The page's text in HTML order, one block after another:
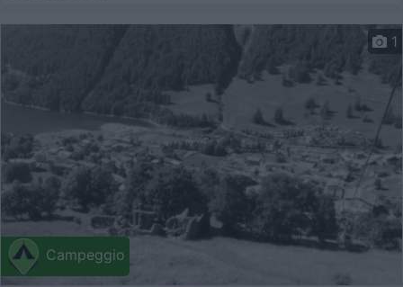
Campeggio
1